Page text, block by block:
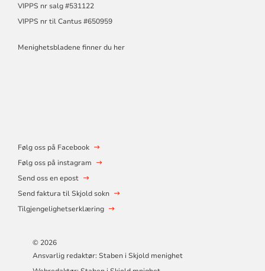
VIPPS nr salg #531122
VIPPS nr til Cantus #650959
Menighetsbladene finner du her
Følg oss på Facebook
Følg oss på instagram
Send oss en epost
Send faktura til Skjold sokn
Tilgjengelighetserklæring
© 2026
Ansvarlig redaktør: Staben i Skjold menighet